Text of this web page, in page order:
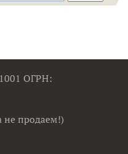
ОГРН:
не продаем!)